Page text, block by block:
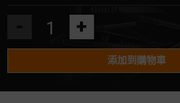
+
添加到購物車